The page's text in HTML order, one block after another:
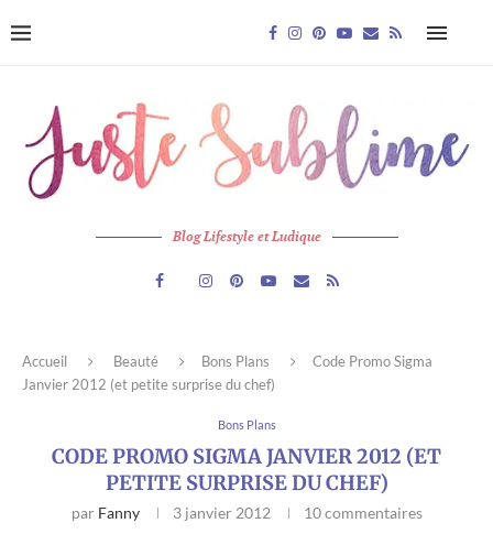
Blog Lifestyle et Ludique
Accueil Beauté Bons Plans
Code Promo Sigma
Janvier 2012 (et petite surprise du chef)
Bons Plans
CODE PROMO SIGMA JANVIER 2012 (ET
PETITE SURPRISE DU CHEF)
par Fanny 3 janvier 2012 10 commentaires